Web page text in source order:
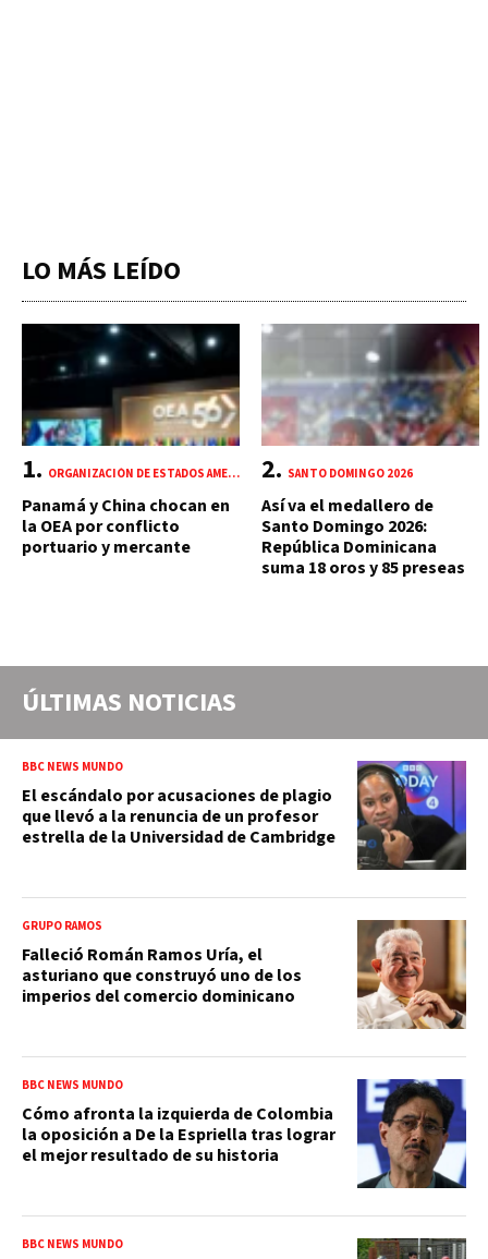
LO MÁS LEÍDO
ORGANIZACIÓN DE ESTADOS AMERICANOS (OEA)
Panamá y China chocan en
la OEA por conflicto
portuario y mercante
SANTO DOMINGO 2026
Así va el medallero de
Santo Domingo 2026:
República Dominicana
suma 18 oros y 85 preseas
ÚLTIMAS NOTICIAS
BBC NEWS MUNDO
El escándalo por acusaciones de plagio
que llevó a la renuncia de un profesor
estrella de la Universidad de Cambridge
GRUPO RAMOS
Falleció Román Ramos Uría, el
asturiano que construyó uno de los
imperios del comercio dominicano
BBC NEWS MUNDO
Cómo afronta la izquierda de Colombia
la oposición a De la Espriella tras lograr
el mejor resultado de su historia
BBC NEWS MUNDO